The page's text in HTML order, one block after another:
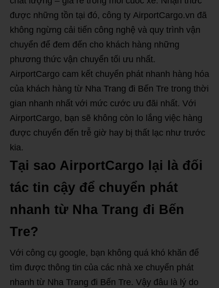
được những tồn tại đó, công ty AirportCargo.vn đã
không ngừng cải tiến công nghệ và quy trình vận
chuyển để đem đến cho khách hàng những
phương thức vận chuyển tối ưu nhất.
AirportCargo cam kết chuyển phát nhanh hàng hóa
của khách hàng từ Nha Trang đi Bến Tre trong thời
gian nhanh nhất với mức cước ưu đãi nhất. Với
AirportCargo, bạn sẽ không còn lo lắng việc hàng
được chuyển đến trễ giờ hay bị thất lạc như trước
kia.
Tại sao AirportCargo lại là đối
tác tin cậy để chuyển phát
nhanh từ Nha Trang đi Bến
Tre?
Với công cụ google, bạn không quá khó khăn để
tìm được thông tin của các nhà xe chuyển phát
nhanh từ Nha Trang đi Bến Tre. Vậy đâu là lý do